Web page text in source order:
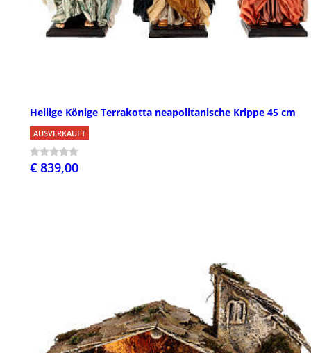
Heilige Könige Terrakotta neapolitanische Krippe 45 cm
AUSVERKAUFT
€ 839,00